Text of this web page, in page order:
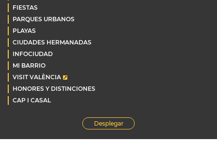
FIESTAS
PARQUES URBANOS
PLAYAS
CIUDADES HERMANADAS
INFOCIUDAD
MI BARRIO
VISIT VALÈNCIA
HONORES Y DISTINCIONES
CAP I CASAL
Desplegar